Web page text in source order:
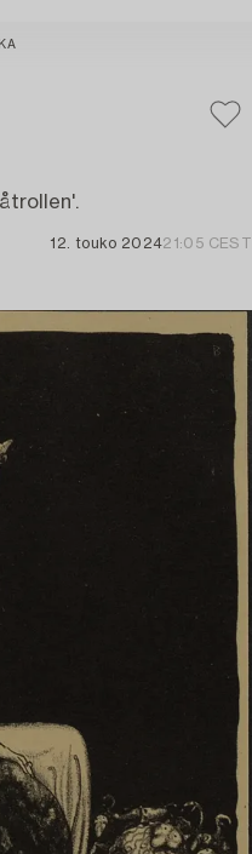
12. touko 202421:05 CEST